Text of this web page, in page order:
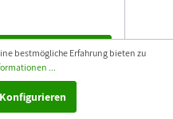
29
bestmögliche Erfahrung bieten zu
...
Konfigurieren